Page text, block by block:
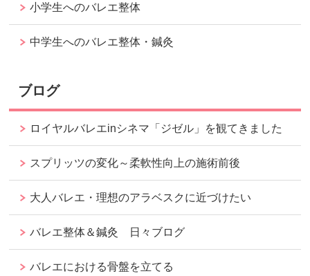
小学生へのバレエ整体
中学生へのバレエ整体・鍼灸
ブログ
ロイヤルバレエinシネマ「ジゼル」を観てきました
スプリッツの変化～柔軟性向上の施術前後
大人バレエ・理想のアラベスクに近づけたい
バレエ整体＆鍼灸 日々ブログ
バレエにおける骨盤を立てる